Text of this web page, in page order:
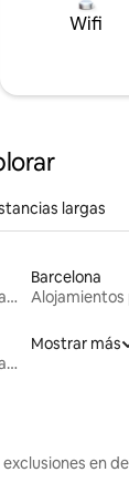
Wifi
largas
Alojamientos para estancias largas
Barcelona
Alojamientos para estancias largas
Mostrar más
en